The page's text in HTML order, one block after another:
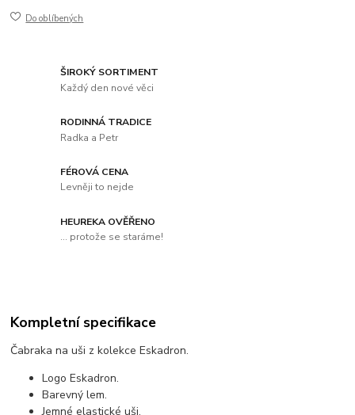
Do oblíbených
ŠIROKÝ SORTIMENT
Každý den nové věci
RODINNÁ TRADICE
Radka a Petr
FÉROVÁ CENA
Levněji to nejde
HEUREKA OVĚŘENO
... protože se staráme!
Kompletní specifikace
Čabraka na uši z kolekce Eskadron.
Logo Eskadron.
Barevný lem.
Jemné elastické uši.